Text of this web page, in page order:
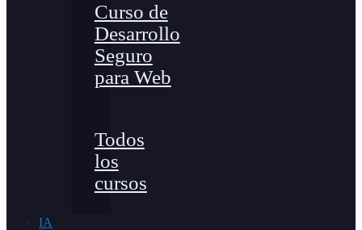
Curso de
Desarrollo
Seguro
para Web
Todos
los
cursos
IA